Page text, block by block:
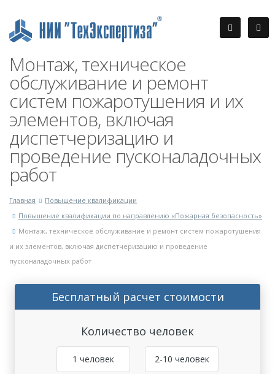
Монтаж, техническое
обслуживание и ремонт
систем пожаротушения и их
элементов, включая
диспетчеризацию и
проведение пусконаладочных
работ
Главная
Повышение квалификации
Повышение квалификации по направлению «Пожарная безопасность»
Монтаж, техническое обслуживание и ремонт систем пожаротушения
и их элементов, включая диспетчеризацию и проведение
пусконаладочных работ
Бесплатный расчет стоимости
Количество человек
1 человек 2-10 человек